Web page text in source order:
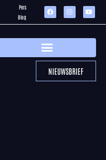
Pers
Blog
NIEUWSBRIEF